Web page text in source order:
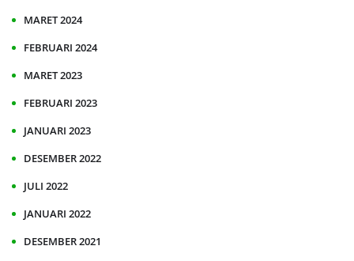
MARET 2024
FEBRUARI 2024
MARET 2023
FEBRUARI 2023
JANUARI 2023
DESEMBER 2022
JULI 2022
JANUARI 2022
DESEMBER 2021